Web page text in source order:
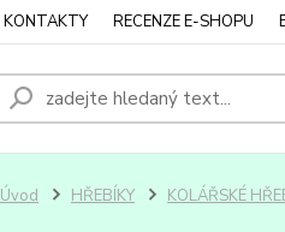
KONTAKTY RECENZE E-SHOPU
Úvod HŘEBÍKY KOLÁŘSKÉ